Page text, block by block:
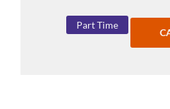
Part Time